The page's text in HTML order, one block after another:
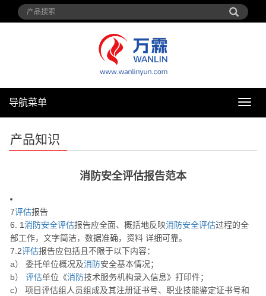
导
导航菜单
产品知识
消防安全评估报告范本
7评估报告
6. 1消防安全评估报告应全面、概括地反映消防安全评估过程的全
部工作，文字简洁，数据准确，资料 详细可靠。
7.2评估报告应包括且不限于以下内容：
a） 委托单位概况及消防安全基本情况；
b） 评估单位《消防技术服务机构录入信息》打印件；
c） 项目评估组人员组成及其注册证书号、职业技能鉴定证书号和